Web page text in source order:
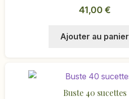
41,00 €
Ajouter au panier
Buste 40 sucettes